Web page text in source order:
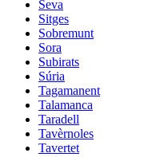
Seva
Sitges
Sobremunt
Sora
Subirats
Súria
Tagamanent
Talamanca
Taradell
Tavèrnoles
Tavertet